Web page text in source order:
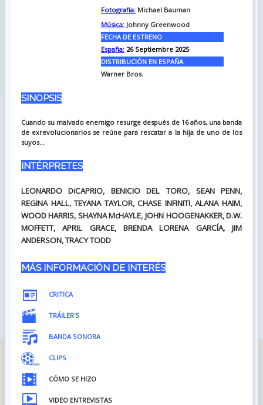
Fotografía:Michael Bauman
Música:Johnny Greenwood
FECHA DE ESTRENO
España: 26 Septiembre 2025
DISTRIBUCIÓN EN ESPAÑA
Warner Bros.
SINOPSIS
Cuando su malvado enemigo resurge después de 16 años, una banda
de exrevolucionarios se reúne para rescatar a la hija de uno de los
suyos...
INTÉRPRETES
LEONARDO DiCAPRIO, BENICIO DEL TORO, SEAN PENN,
REGINA HALL, TEYANA TAYLOR, CHASE INFINITI, ALANA HAIM,
WOOD HARRIS, SHAYNA McHAYLE, JOHN HOOGENAKKER, D.W.
MOFFETT, APRIL GRACE, BRENDA LORENA GARCÍA, JIM
ANDERSON, TRACY TODD
MÁS INFORMACIÓN DE INTERÉS
CRITICA
TRÁILER'S
BANDA SONORA
CLIPS
CÓMO SE HIZO
VIDEO ENTREVISTAS